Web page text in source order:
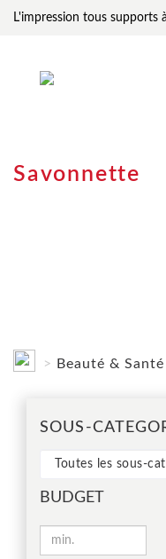
L'impression tous supports
Savonnette
Beauté & Santé
SOUS-
BUDGET